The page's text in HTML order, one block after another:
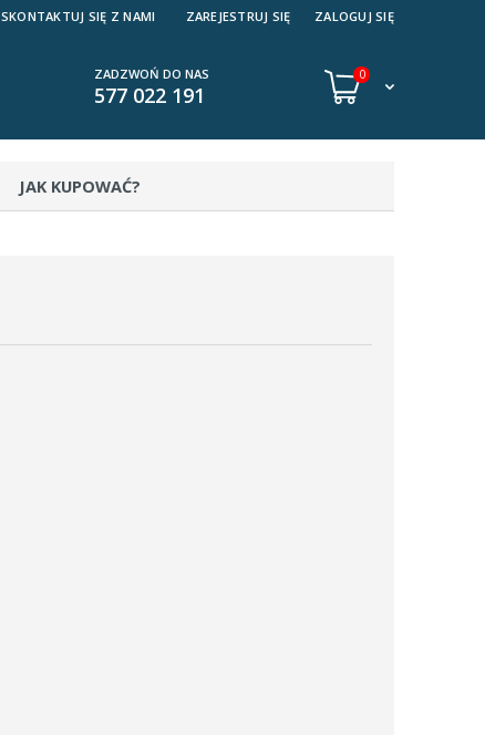
ZAREJESTRUJ SIĘ ZALOGUJ SIĘ
SKONTAKTUJ SIĘ Z NAMI
ZADZWOŃ DO NAS
577 022 191
0
JAK KUPOWAĆ?